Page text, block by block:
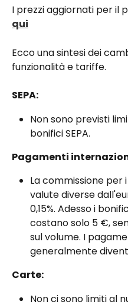
I prezzi aggiornati per il
qui
Ecco una sintesi dei
funzionalità e tariffe.
SEPA:
Non sono previsti
bonifici SEPA.
Pagamenti
La commissione per
valute diverse
0,15%. Adesso i
costano solo 5 €,
sul volume. I
generalmente
Carte:
Non ci sono limiti al